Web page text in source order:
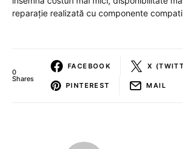
reparație realizată cu componente
0
Shares
FACEBOOK X
PINTEREST MAIL